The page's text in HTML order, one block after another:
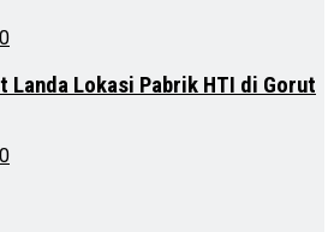
0
Landa Lokasi Pabrik HTI di Gorut
0